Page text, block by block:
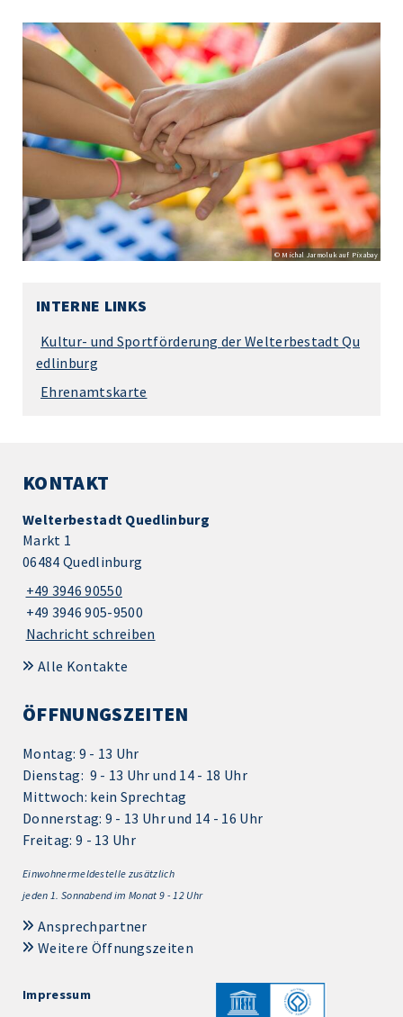
© Michal Jarmoluk auf Pixabay
INTERNE LINKS
Kultur- und Sportförderung der Welterbestadt Qu
edlinburg
Ehrenamtskarte
KONTAKT
Welterbestadt Quedlinburg
Markt 1
06484 Quedlinburg
+49 3946 90550
+49 3946 905-9500
Nachricht schreiben
Alle Kontakte
ÖFFNUNGSZEITEN
Montag: 9 - 13 Uhr
Dienstag: 9 - 13 Uhr und 14 - 18 Uhr
Mittwoch: kein Sprechtag
Donnerstag: 9 - 13 Uhr und 14 - 16 Uhr
Freitag: 9 - 13 Uhr
Einwohnermeldestelle zusätzlich
jeden 1. Sonnabend im Monat 9 - 12 Uhr
Ansprechpartner
Weitere Öffnungszeiten
Impressum